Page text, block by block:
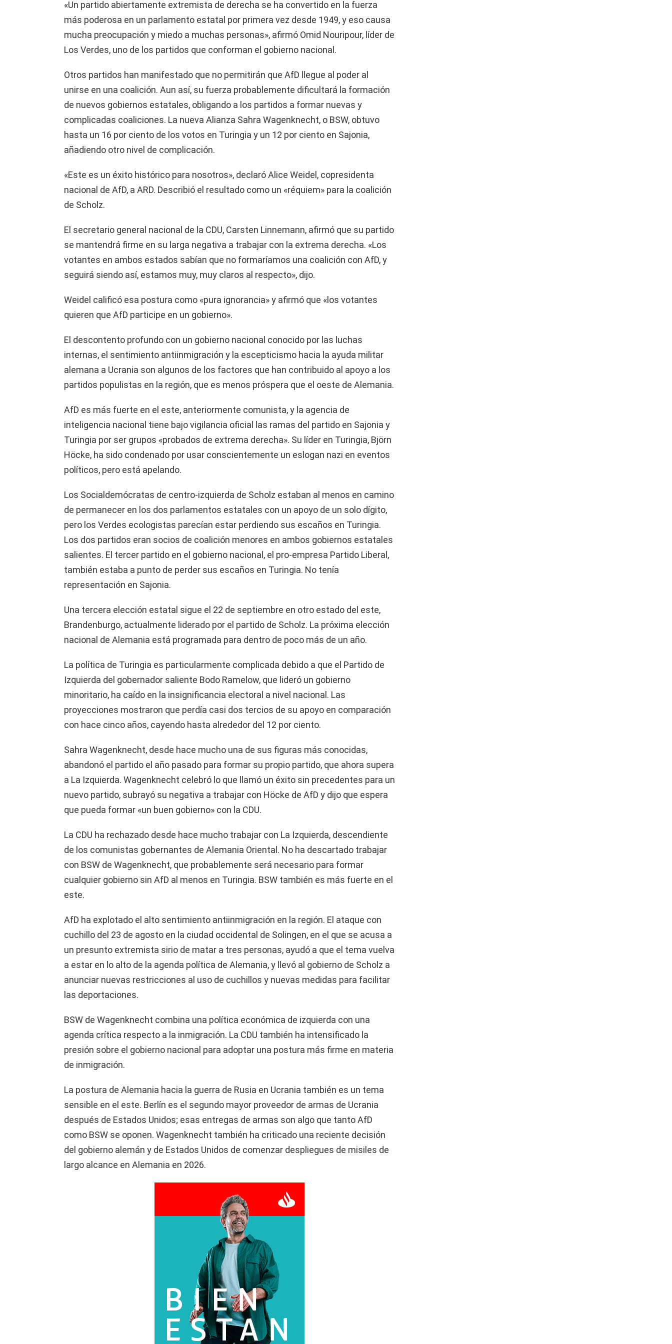
«Un partido abiertamente extremista de derecha se ha convertido en la fuerza
más poderosa en un parlamento estatal por primera vez desde 1949, y eso causa
mucha preocupación y miedo a muchas personas», afirmó Omid Nouripour, líder de
Los Verdes, uno de los partidos que conforman el gobierno nacional.
Otros partidos han manifestado que no permitirán que AfD llegue al poder al
unirse en una coalición. Aun así, su fuerza probablemente dificultará la formación
de nuevos gobiernos estatales, obligando a los partidos a formar nuevas y
complicadas coaliciones. La nueva Alianza Sahra Wagenknecht, o BSW, obtuvo
hasta un 16 por ciento de los votos en Turingia y un 12 por ciento en Sajonia,
añadiendo otro nivel de complicación.
«Este es un éxito histórico para nosotros», declaró Alice Weidel, copresidenta
nacional de AfD, a ARD. Describió el resultado como un «réquiem» para la coalición
de Scholz.
El secretario general nacional de la CDU, Carsten Linnemann, afirmó que su partido
se mantendrá firme en su larga negativa a trabajar con la extrema derecha. «Los
votantes en ambos estados sabían que no formaríamos una coalición con AfD, y
seguirá siendo así, estamos muy, muy claros al respecto», dijo.
Weidel calificó esa postura como «pura ignorancia» y afirmó que «los votantes
quieren que AfD participe en un gobierno».
El descontento profundo con un gobierno nacional conocido por las luchas
internas, el sentimiento antiinmigración y la escepticismo hacia la ayuda militar
alemana a Ucrania son algunos de los factores que han contribuido al apoyo a los
partidos populistas en la región, que es menos próspera que el oeste de Alemania.
AfD es más fuerte en el este, anteriormente comunista, y la agencia de
inteligencia nacional tiene bajo vigilancia oficial las ramas del partido en Sajonia y
Turingia por ser grupos «probados de extrema derecha». Su líder en Turingia, Björn
Höcke, ha sido condenado por usar conscientemente un eslogan nazi en eventos
políticos, pero está apelando.
Los Socialdemócratas de centro-izquierda de Scholz estaban al menos en camino
de permanecer en los dos parlamentos estatales con un apoyo de un solo dígito,
pero los Verdes ecologistas parecían estar perdiendo sus escaños en Turingia.
Los dos partidos eran socios de coalición menores en ambos gobiernos estatales
salientes. El tercer partido en el gobierno nacional, el pro-empresa Partido Liberal,
también estaba a punto de perder sus escaños en Turingia. No tenía
representación en Sajonia.
Una tercera elección estatal sigue el 22 de septiembre en otro estado del este,
Brandenburgo, actualmente liderado por el partido de Scholz. La próxima elección
nacional de Alemania está programada para dentro de poco más de un año.
La política de Turingia es particularmente complicada debido a que el Partido de
Izquierda del gobernador saliente Bodo Ramelow, que lideró un gobierno
minoritario, ha caído en la insignificancia electoral a nivel nacional. Las
proyecciones mostraron que perdía casi dos tercios de su apoyo en comparación
con hace cinco años, cayendo hasta alrededor del 12 por ciento.
Sahra Wagenknecht, desde hace mucho una de sus figuras más conocidas,
abandonó el partido el año pasado para formar su propio partido, que ahora supera
a La Izquierda. Wagenknecht celebró lo que llamó un éxito sin precedentes para un
nuevo partido, subrayó su negativa a trabajar con Höcke de AfD y dijo que espera
que pueda formar «un buen gobierno» con la CDU.
La CDU ha rechazado desde hace mucho trabajar con La Izquierda, descendiente
de los comunistas gobernantes de Alemania Oriental. No ha descartado trabajar
con BSW de Wagenknecht, que probablemente será necesario para formar
cualquier gobierno sin AfD al menos en Turingia. BSW también es más fuerte en el
este.
AfD ha explotado el alto sentimiento antiinmigración en la región. El ataque con
cuchillo del 23 de agosto en la ciudad occidental de Solingen, en el que se acusa a
un presunto extremista sirio de matar a tres personas, ayudó a que el tema vuelva
a estar en lo alto de la agenda política de Alemania, y llevó al gobierno de Scholz a
anunciar nuevas restricciones al uso de cuchillos y nuevas medidas para facilitar
las deportaciones.
BSW de Wagenknecht combina una política económica de izquierda con una
agenda crítica respecto a la inmigración. La CDU también ha intensificado la
presión sobre el gobierno nacional para adoptar una postura más firme en materia
de inmigración.
La postura de Alemania hacia la guerra de Rusia en Ucrania también es un tema
sensible en el este. Berlín es el segundo mayor proveedor de armas de Ucrania
después de Estados Unidos; esas entregas de armas son algo que tanto AfD
como BSW se oponen. Wagenknecht también ha criticado una reciente decisión
del gobierno alemán y de Estados Unidos de comenzar despliegues de misiles de
largo alcance en Alemania en 2026.